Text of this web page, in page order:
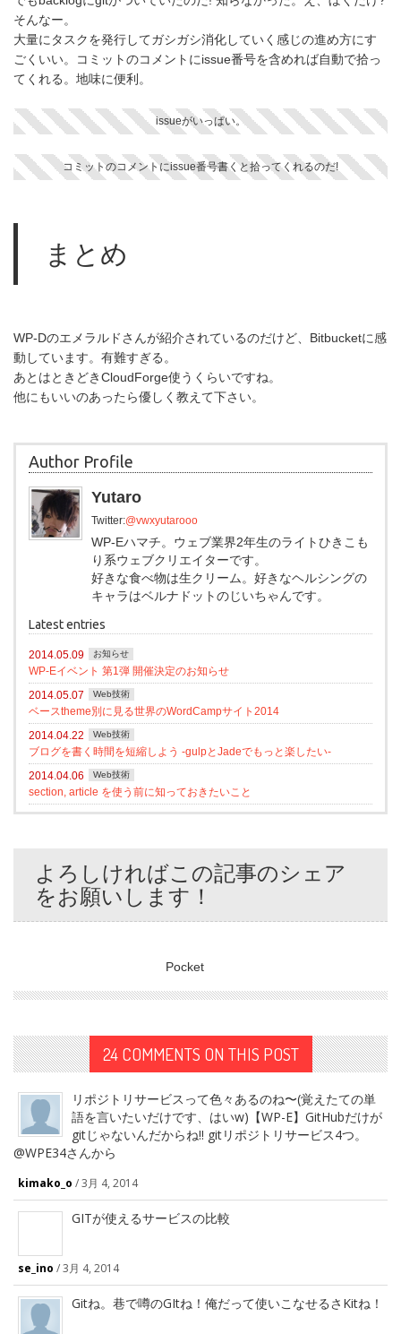
そんなー。
大量にタスクを発行してガシガシ消化していく感じの進め方にす
ごくいい。コミットのコメントにissue番号を含めれば自動で拾っ
てくれる。地味に便利。
issueがいっぱい。
コミットのコメントにissue番号書くと拾ってくれるのだ!
まとめ
WP-Dのエメラルドさんが紹介されているのだけど、Bitbucketに感
動しています。有難すぎる。
あとはときどきCloudForge使うくらいですね。
他にもいいのあったら優しく教えて下さい。
Author Profile
Yutaro
Twitter:@vwxyutarooo
WP-Eハマチ。ウェブ業界2年生のライトひきこも
り系ウェブクリエイターです。
好きな食べ物は生クリーム。好きなヘルシングの
キャラはベルナドットのじいちゃんです。
Latest entries
2014.05.09 お知らせ
WP-Eイベント 第1弾 開催決定のお知らせ
2014.05.07 Web技術
ベースtheme別に見る世界のWordCampサイト2014
2014.04.22 Web技術
ブログを書く時間を短縮しよう -gulpとJadeでもっと楽したい-
2014.04.06 Web技術
section, article を使う前に知っておきたいこと
よろしければこの記事のシェア
をお願いします！
Pocket
24 COMMENTS ON THIS POST
リポジトリサービスって色々あるのね〜(覚えたての単
語を言いたいだけです、はいw)【WP-E】GitHubだけが
gitじゃないんだからね!! gitリポジトリサービス4つ。
@WPE34さんから
kimako_o /3月 4, 2014
GITが使えるサービスの比較
se_ino /3月 4, 2014
Gitね。巷で噂のGItね！俺だって使いこなせるさKitね！